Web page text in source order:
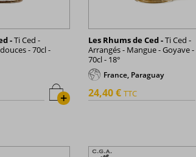
-Ti Ced -
- 70cl -
+
Les Rhums de Ced -Ti Ced -
Arrangés - Mangue - Goyave -
70cl - 18°
France, Paraguay
24,40 € TTC